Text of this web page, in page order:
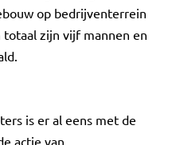
op bedrijventerrein
zijn vijf mannen en
is er al eens met de
actie van